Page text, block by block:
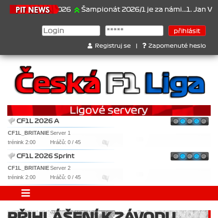
21.6.2026 Šampionát 2026/1 je za námi...1. Jan
Registruj se Zapomenuté heslo
CF1L 2026 A
CF1L_BRITANIEServer 1
trénink 2:00
Hráčů: 0 / 45
CF1L 2026 Sprint
CF1L_BRITANIEServer 2
trénink 2:00
Hráčů: 0 / 45